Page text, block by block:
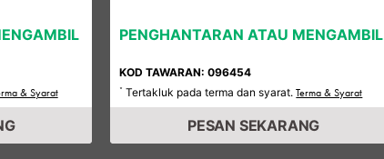
& Syarat
PENGHANTARAN ATAU MENGAMBIL
KOD TAWARAN: 096454
* Tertakluk pada terma dan syarat.Terma & Syarat
PESAN SEKARANG